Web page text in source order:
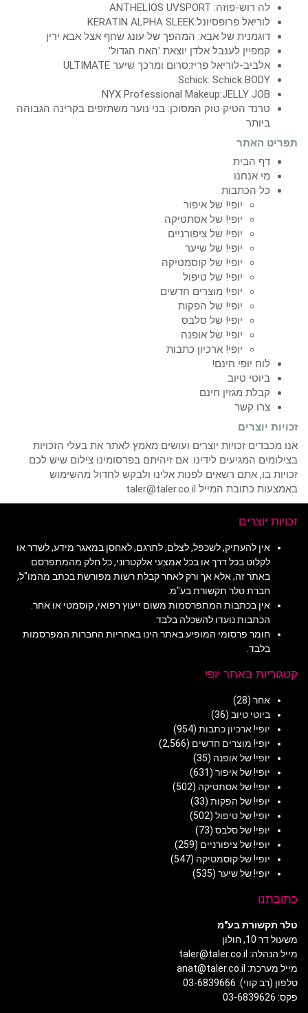
לה רוש-פוזה: ANTHELIOS UVSPORT
לוריאל פרופסיונל:KERATIN ALPHA SLEEK
דוגמנית של אבא: המהפך של עונג שחף אצל אבא ירין
קמפיין לענבל אלדן יוצאת 'האח הגדול'
אלביב-לוריאל פריז:סרום ומרכך שיער ULTIMATE
Schick: Schick BODY
NYX Professional Makeup:JELLY JOB
טרנד הטיק טוק המסוכן: בני נוער משתזפים בקרינה הגבוהה
ביותר
תפריט האתר
דף הבית
מי אנחנו
כל הכתבות
יופי! של איפור
יופי! של אסתטיקה
יופי! של ציפורניים
יופי! של שיער
יופי! של קוסמטיקה
יופי! של טיפול
יופי! מוצרים חדשים
יופי! של הפקות
יופי! של סלבס
יופי! של אופנה
יופי! ארכיון כתבות
לוח יופי חינם!
ביוטי טיוב
קבלת מגזין חינם
צרו קשר
זכויות יוצרים
אנו מכבדים זכויות יוצרים ועושים מאמץ לאתר את בעלי הזכויות
בצילומים המגיעים לידינו. אם זיהיתם בפרסומינו צילום שיש לכם
זכויות בו, אתם רשאים לפנות אלינו ולבקש לחדול מהשימוש
באמצעות כתובת המייל taler@taler.co.il
זכויות יוצרים
אין להעתיק, לשכפל, לצלם, לתרגם, לאחסן במאגר מידע, לשדר או
לקלוט בכל דרך או בכל אמצעי אלקטרוני, כל חלק מהמתפרסם
באתר זה, אלא אך ורק לאחר קבלת רשות מפורשת בכתב מהמו"ל,
חברת טלר תקשורת בע"מ.
אין בכתבות המתפרסמות משום ייעוץ רפואי, קוסמטי או אחר.
הכתבות נועדו להשכלה בלבד.
חומר פרסומי המופיע באתר הינו באחריות החברות המפרסמות
בלבד.
קטגוריות באתר יופי
אחר (28)
ביוטי טיוב (36)
יופי! ארכיון כתבות (954)
יופי! מוצרים חדשים (2,566)
יופי! של אופנה (35)
יופי! של איפור (631)
יופי! של אסתטיקה (502)
יופי! של הפקות (33)
יופי! של טיפול (502)
יופי! של סלבס (73)
יופי! של ציפורניים (259)
יופי! של קוסמטיקה (547)
יופי! של שיער (535)
כתובתנו
טלר תקשורת בע"מ
משעול דר 10, חולון
מייל הנהלה: taler@taler.co.il
מייל מערכת: anat@taler.co.il
טלפון (רב קווי): 03-6839666
פקס: 03-6839626